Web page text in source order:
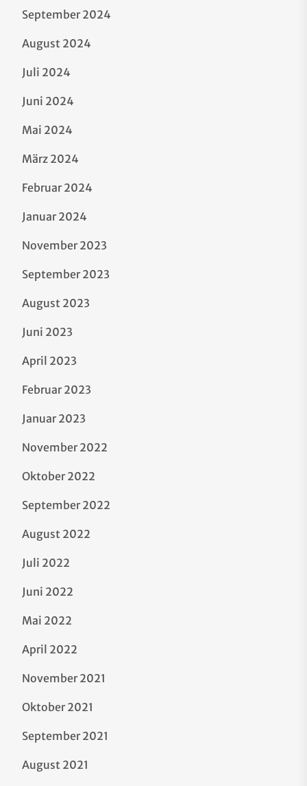
September 2024
August 2024
Juli 2024
Juni 2024
Mai 2024
März 2024
Februar 2024
Januar 2024
November 2023
September 2023
August 2023
Juni 2023
April 2023
Februar 2023
Januar 2023
November 2022
Oktober 2022
September 2022
August 2022
Juli 2022
Juni 2022
Mai 2022
April 2022
November 2021
Oktober 2021
September 2021
August 2021